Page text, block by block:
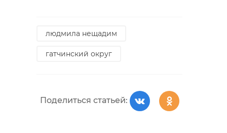
людмила нещадим
гатчинский округ
Поделиться статьей: